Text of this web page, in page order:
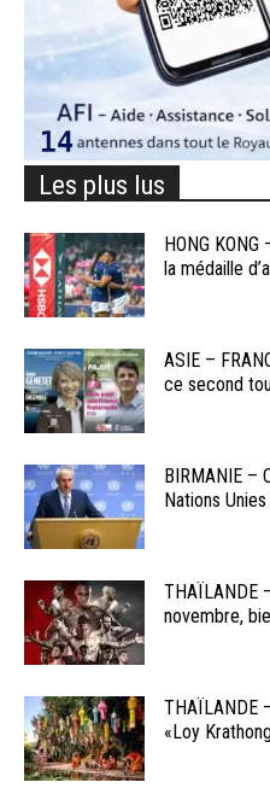
Les plus lus
HONG
la médaille
ASIE –
ce second
BIRMANIE –
Nations Unies
THAÏLANDE
novembre,
THAÏLANDE
«Loy